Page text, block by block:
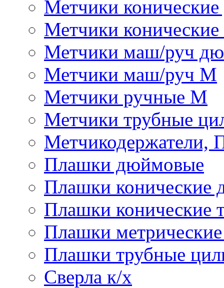
Метчики
Метчики
Метчики маш/руч
Метчики маш/руч М
Метчики ручные М
Метчики трубные
Метчикодержатели,
Плашки дюймовые
Плашки
Плашки конические
Плашки
Плашки трубные
Сверла к/х